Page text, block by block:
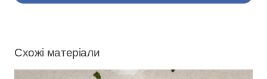
Схожі матеріали